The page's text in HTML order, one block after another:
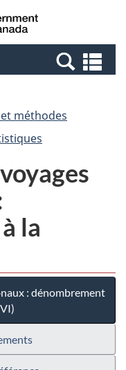
Canada
et
méthodes
la
: dénombrement